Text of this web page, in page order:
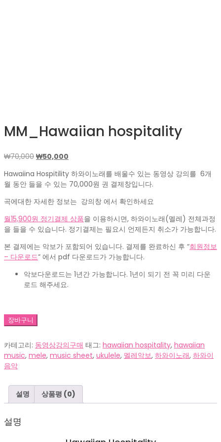
MM_Hawaiian hospitality
₩70,000 원
가
격:
₩70,000.
₩50,000
가
격:
₩50,000.
Hawaiina Hospitility 하와이노래를 배울수 있는 동영상 강의를 6개
월 동안 들을 수 있는 70,000원 권 결제창입니다.
곡에대한 자세한 정보는 강의창 에서 확인하세요
월15,900원 정기결제 상품을 이용하시면, 하와이노래(멜레) 전체과정
을 들을 수 있습니다. 정기결제는 필요시 언제든지 취소가 가능합니다.
본 결제에는 악보가 포함되어 있습니다. 결제를 완료하신 후 “회원정보
– 다운로드” 에서 pdf 다운로드가 가능합니다.
악보다운로드는 1년간 가능합니다. 1년이 되기 전 꼭 미리 다운
로드 해주세요.
MM_Hawaiian
hospitality
수
량
장바구니
카테고리: 동영상강의구매 태그: hawaiian hospitality, hawaiian
music, mele, music sheet, ukulele, 멜레악보, 하와이노래, 하와이
음악
설명 상품평 (0)
설명